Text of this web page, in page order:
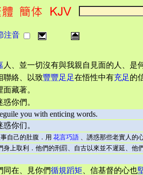
注音
人、並一切沒有與我親自見面的人、是
聯絡、以致豐豐足足在悟性中有充足的
藏著。
惑你們。
you with enticing words.
你们。
自己的肚腹．用 花言巧語 、誘惑那些老實人的心
身上取利．他們的刑罰、自古以來並不遲延、他
同在、見你們循規蹈矩 、信基督的心也